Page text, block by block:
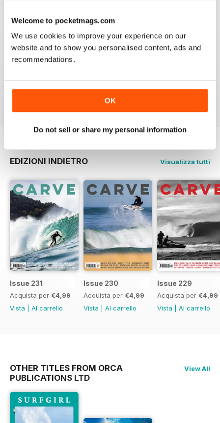
Welcome to pocketmags.com
We use cookies to improve your experience on our
website and to show you personalised content, ads and
recommendations.
OK
Do not sell or share my personal information
Beautiful!
EDIZIONI INDIETRO Visualizza tutti
Issue 231
Acquista per €4,99
Vista
Al carrello
Issue 230
Acquista per €4,99
Vista
Al carrello
Issue 229
Acquista per €4,99
Vista
Al carrello
OTHER TITLES FROM ORCA
PUBLICATIONS LTD
View All